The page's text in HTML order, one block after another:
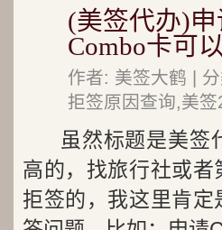
(美签代办)
Combo卡可
作者: 美签大鹤 |
拒签原因查询,美
虽然标题是美签
高的，找旅行社或
拒签的，我这里肯